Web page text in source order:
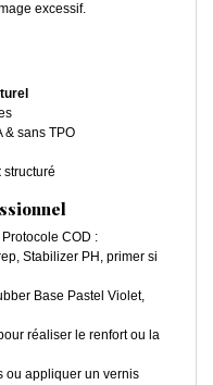
excessif.
& sans TPO
structuré
COD :
Stabilizer PH, primer si
Base Pastel Violet,
réaliser le renfort ou la
ou appliquer un vernis